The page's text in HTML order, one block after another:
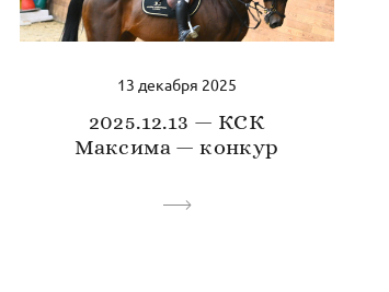
13 декабря 2025
2025.12.13 — КСК
Максима — конкур